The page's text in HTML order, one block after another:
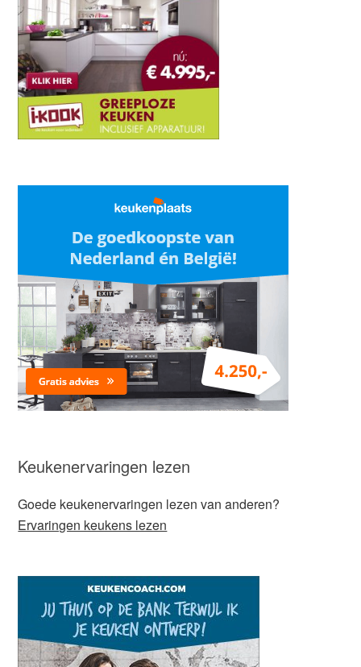
Keukenervaringen lezen
Goede keukenervaringen lezen van anderen?
Ervaringen keukens lezen